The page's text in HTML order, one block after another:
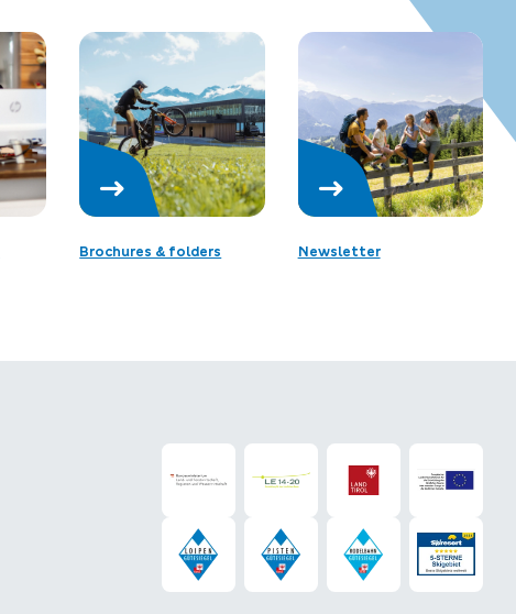
Brochures & folders Newsletter